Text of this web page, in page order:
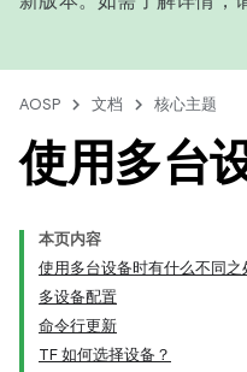
AOSP 文档 核心主题
使用多台
本页内容
使用多台设备时有什么不同之
多设备配置
命令行更新
TF 如何选择设备？